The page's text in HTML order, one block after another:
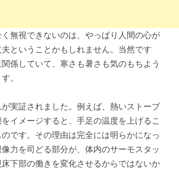
く無視できないのは、やっぱり人間の心が
ということかもしれません。当然です
係していて、寒さも暑さも気のもちよう
。
実証されました。例えば、熱いストーブ
イメージすると、手足の温度を上げるこ
です。その理由は完全には明らかになっ
力を司どる部分が、体内のサーモスタッ
床下部の働きを変化させるからではないか